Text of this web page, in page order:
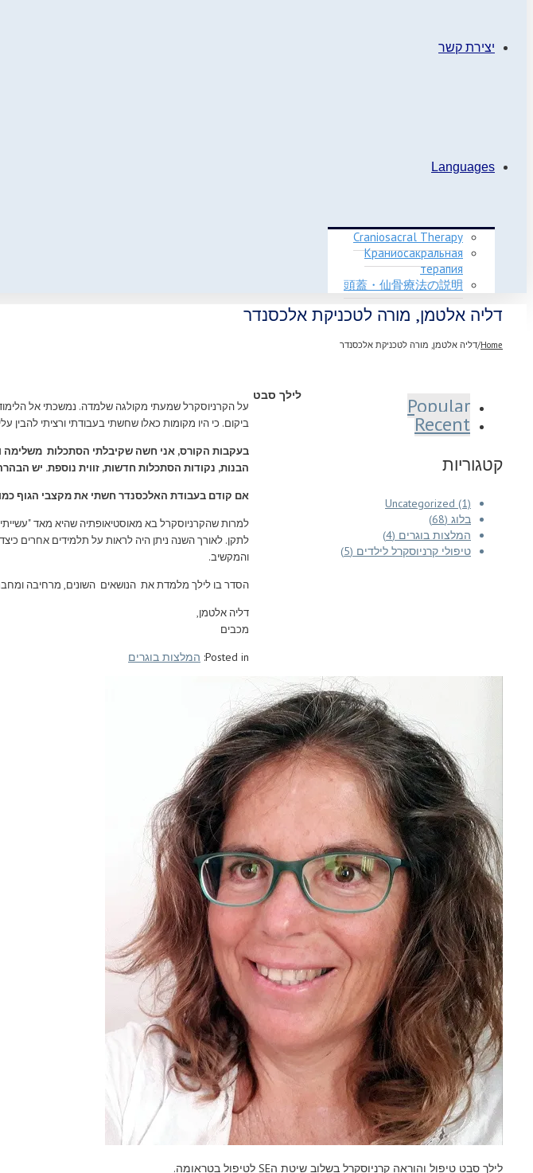
יצירת קשר
Languages
Craniosacral Therapy
Краниосакральная
терапия
頭蓋・仙骨療法の説明
דליה אלטמן, מורה לטכניקת אלכסנדר
Home
/דליה אלטמן, מורה לטכניקת אלכסנדר
על הקרניוסקרל שמעתי מקולגה שלמדה. נמשכתי אל
ביקום. כי היו מקומות כאלו שחשתי בעבודתי ורציתי להבין
בעקבות הקורס, אני חשה שקיבלתי הסתכלות משלימה
הבנות, נקודות הסתכלות חדשות, זווית נוספת. יש
אם קודם בעבודת האלכסנדר חשתי את מקצבי הגוף כמו
למרות שהקרניוסקרל בא מאוסטיאופתיה שהיא מאד
לתקן. לאורך השנה ניתן היה לראות על תלמידים אחרים
והמקשיב.
הסדר בו לילך מלמדת את הנושאים השונים, מרחיבה
דליה אלטמן,
מכבים
Posted in: המלצות בוגרים
Popular
Recent
קטגוריות
Uncategorized (1)
בלוג (68)
המלצות בוגרים (4)
טיפולי קרניוסקרל לילדים (5)
לילך סבט
לילך סבט טיפול והוראה קרניוסקרל בשלוב שיטת הSE לטיפול בטראומה.